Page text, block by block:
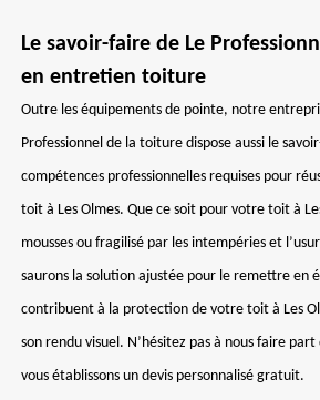
Le savoir-faire de Le
en entretien toiture
Outre les équipements de pointe, notre
Professionnel de la toiture dispose aussi le
compétences professionnelles requises pour
toit à Les Olmes. Que ce soit pour votre toit à
mousses ou fragilisé par les intempéries et
saurons la solution ajustée pour le remettre en
contribuent à la protection de votre toit à Les
son rendu visuel. N’hésitez pas à nous faire
vous établissons un devis personnalisé gratuit.